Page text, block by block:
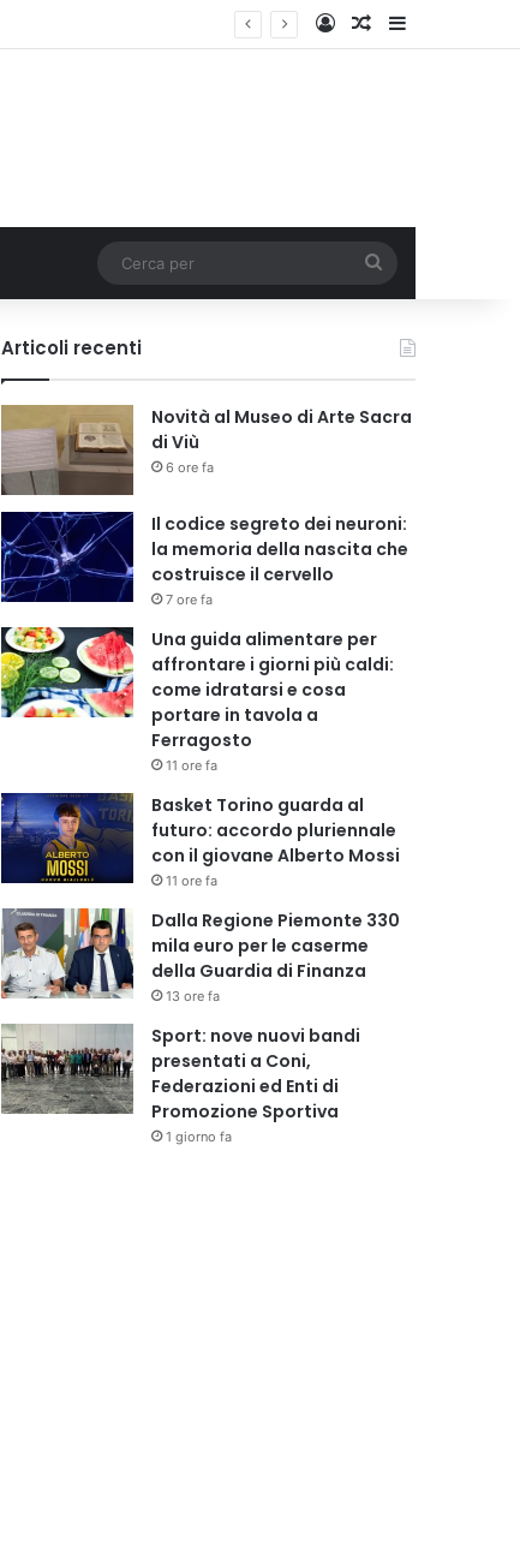
AccediUn articolo a
per
Articoli recenti
Novità al Museo di Arte Sacra
di Viù
6 ore fa
Il codice segreto dei neuroni:
la memoria della nascita che
costruisce il cervello
7 ore fa
Una guida alimentare per
affrontare i giorni più caldi:
come idratarsi e cosa
portare in tavola a
Ferragosto
11 ore fa
Basket Torino guarda al
futuro: accordo pluriennale
con il giovane Alberto Mossi
11 ore fa
Dalla Regione Piemonte 330
mila euro per le caserme
della Guardia di Finanza
13 ore fa
Sport: nove nuovi bandi
presentati a Coni,
Federazioni ed Enti di
Promozione Sportiva
1 giorno fa